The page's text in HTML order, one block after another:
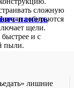
панель
сложную
собираются
щели.
и с
пыли.
лишние